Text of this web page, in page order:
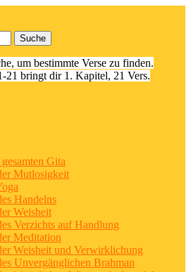
um bestimmte Verse zu finden.
21 bringt dir 1. Kapitel, 21 Vers.
Gita
Mutlosigkeit
Handelns
Weisheit
Verzichts auf Handlung
Meditation
Weisheit und Verwirklichung
Unvergänglichen Brahman